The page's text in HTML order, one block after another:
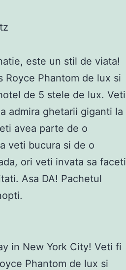
este un stil de viata!
Phantom de lux si
de 5 stele de lux. Veti
admira ghetarii giganti la
avea parte de o
veti bucura si de o
ori veti invata sa faceti
Asa DA! Pachetul
in New York City! Veti fi
Phantom de lux si